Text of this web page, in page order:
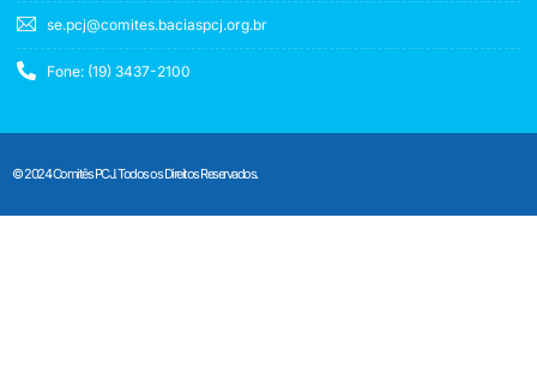
se.pcj@comites.baciaspcj.org.br
Fone: (19) 3437-2100
© 2024 Comitês PCJ. Todos os Direitos Reservados.